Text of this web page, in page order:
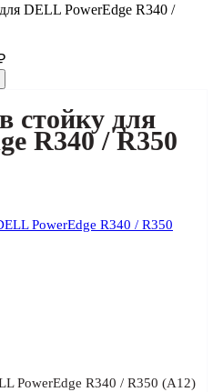
DELL PowerEdge R340 /
стойку для
R340 / R350
PowerEdge R340 / R350 (A12)